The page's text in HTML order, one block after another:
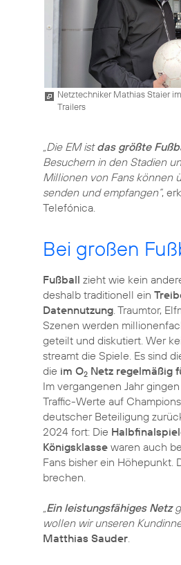
Netztechniker Mathias Staier
Trailers
„Die EM istdas größte
Besuchern in den Stadien
Millionen von Fans können
senden und empfangen“,
Telefónica.
Bei großen
Fußball zieht wie kein
deshalb traditionell ein
Datennutzung . Traumtor,
Szenen werden
geteilt und diskutiert. Wer
streamt die Spiele. Es sind
die im O2 Netz regelmäßig
Im vergangenen Jahr
Traffic-Werte auf
deutscher Beteiligung
2024 fort: Die
Königsklasse waren auch
Fans bisher ein Höhepunkt.
brechen.
Ein leistungsfähiges Netz
wollen wir unseren
Matthias Sauder